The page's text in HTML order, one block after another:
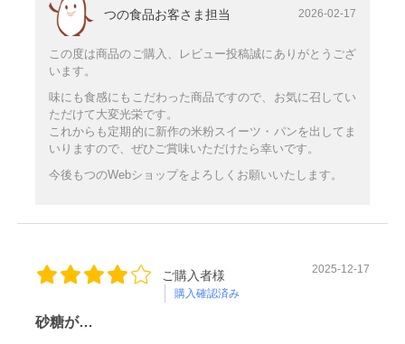
つの食品お客さま担当 2026-02-17
この度は商品のご購入、レビュー投稿誠にありがとうござ
います。
味にも食感にもこだわった商品ですので、お気に召してい
ただけて大変光栄です。
これからも定期的に新作の米粉スイーツ・パンを出してま
いりますので、ぜひご賞味いただけたら幸いです。
今後もつのWebショップをよろしくお願いいたします。
ご購入者様
購入確認済み
2025-12-17
砂糖が…